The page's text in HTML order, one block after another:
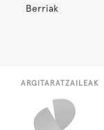
Berriak
ARGITARATZAILEAK